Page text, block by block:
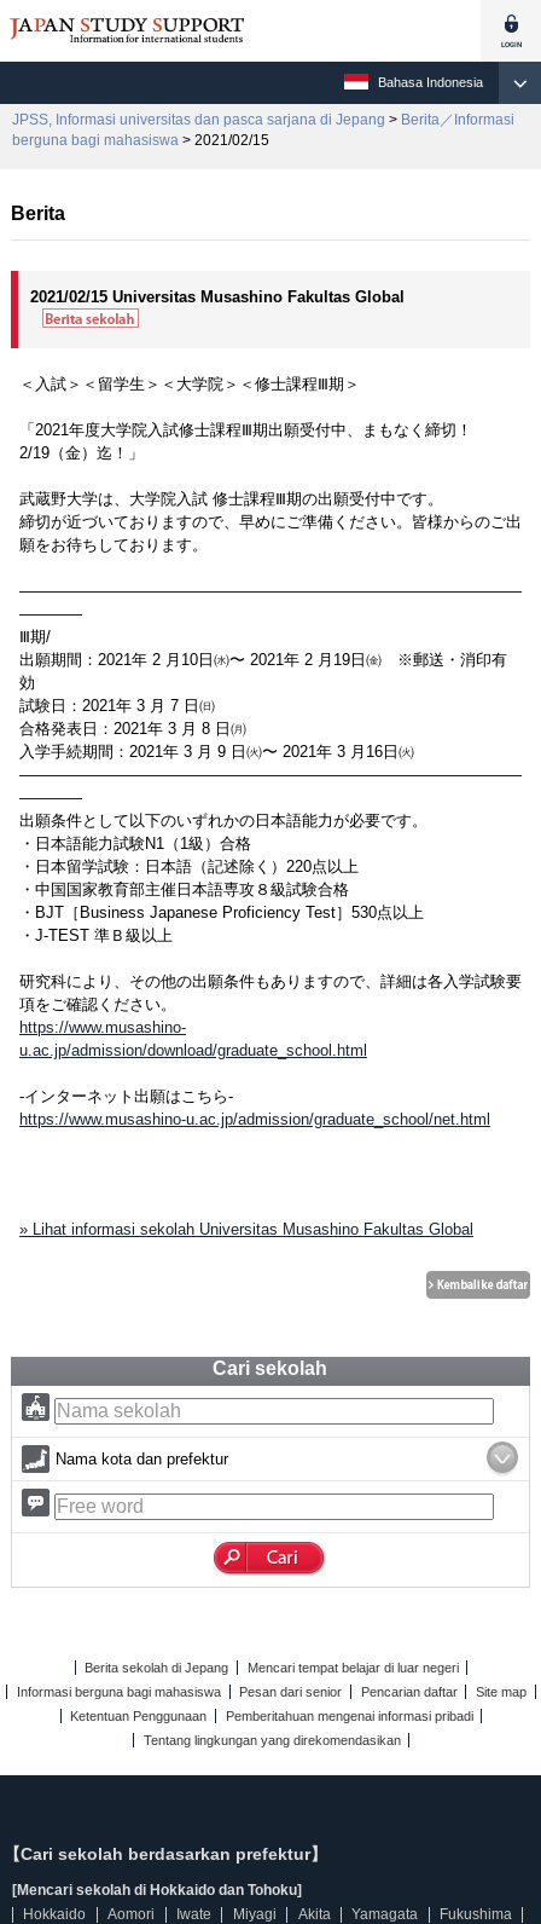
Bahasa Indonesia
JPSS, Informasi universitas dan pasca sarjana di Jepang > Berita／Informasi
berguna bagi mahasiswa > 2021/02/15
Berita
2021/02/15 Universitas Musashino Fakultas Global
＜入試＞＜留学生＞＜大学院＞＜修士課程Ⅲ期＞
「2021年度大学院入試修士課程Ⅲ期出願受付中、まもなく締切！
2/19（金）迄！」
武蔵野大学は、大学院入試 修士課程Ⅲ期の出願受付中です。
締切が近づいておりますので、早めにご準備ください。皆様からのご出
願をお待ちしております。
――――――――――――――――――――――――――――――――
――――
Ⅲ期/
出願期間：2021年 2 月10日㈬〜 2021年 2 月19日㈮ ※郵送・消印有
効
試験日：2021年 3 月 7 日㈰
合格発表日：2021年 3 月 8 日㈪
入学手続期間：2021年 3 月 9 日㈫〜 2021年 3 月16日㈫
――――――――――――――――――――――――――――――――
――――
出願条件として以下のいずれかの日本語能力が必要です。
・日本語能力試験N1（1級）合格
・日本留学試験：日本語（記述除く）220点以上
・中国国家教育部主催日本語専攻８級試験合格
・BJT［Business Japanese Proficiency Test］530点以上
・J-TEST 準Ｂ級以上
研究科により、その他の出願条件もありますので、詳細は各入学試験要
項をご確認ください。
https://www.musashino-
u.ac.jp/admission/download/graduate_school.html
-インターネット出願はこちら-
https://www.musashino-u.ac.jp/admission/graduate_school/net.html
» Lihat informasi sekolah Universitas Musashino Fakultas Global
Cari sekolah
Nama kota dan prefektur
Berita sekolah di Jepang
Mencari tempat belajar di luar negeri
Informasi berguna bagi mahasiswa
Pesan dari senior Pencarian daftar
Site map
Ketentuan Penggunaan
Pemberitahuan mengenai informasi pribadi
Tentang lingkungan yang direkomendasikan
【Cari sekolah berdasarkan prefektur】
[Mencari sekolah di Hokkaido dan Tohoku]
Hokkaido
Aomori Iwate Miyagi Akita Yamagata Fukushima